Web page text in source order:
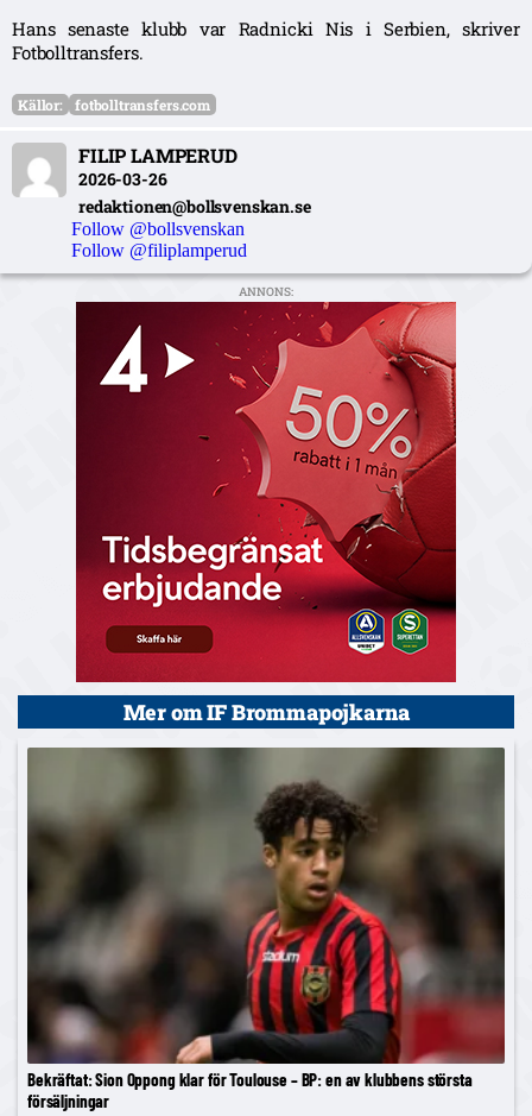
Hans senaste klubb var Radnicki Nis i Serbien, skriver
Fotbolltransfers.
Källor: fotbolltransfers.com
FILIP LAMPERUD
2026-03-26
redaktionen@bollsvenskan.se
Follow @bollsvenskan
Follow @filiplamperud
ANNONS:
Mer om IF Brommapojkarna
Bekräftat: Sion Oppong klar för Toulouse – BP: en av klubbens största
försäljningar